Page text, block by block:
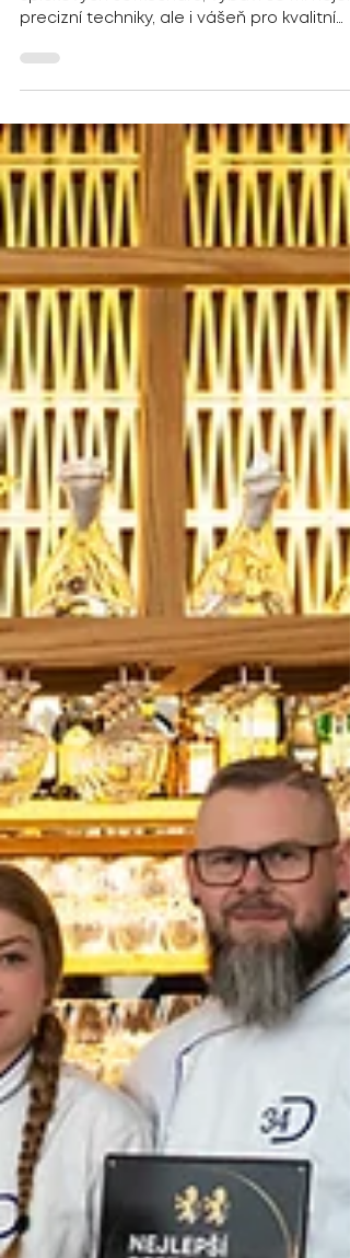
musíte vyzkoušet
Když se řekne velká kuchařka od
suroviny a inovativní přístup k tradičním
receptům. V tomto článku vás provedu
světem receptů, které pocházejí přímo z
kuchyní nejlepších restaurací v České
republice. Připravte se na inspiraci, která
promění vaše vaření. Recepty šéfkuchařů:
základy, které stojí za to znát Recepty
šéfkuchařů nejsou jen o složitých
postupech. Často jde o jednoduchost,
která vyn